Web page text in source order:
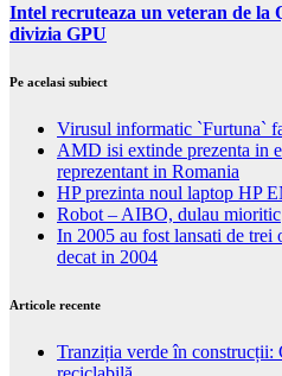
Intel recruteaza un veteran de la
divizia GPU
Pe acelasi subiect
Virusul informatic `Furtuna`
AMD isi extinde prezenta in
reprezentant in Romania
HP prezinta noul laptop HP
Robot – AIBO, dulau mioritic
In 2005 au fost lansati de
decat in 2004
Articole recente
Tranziția verde în construcții: